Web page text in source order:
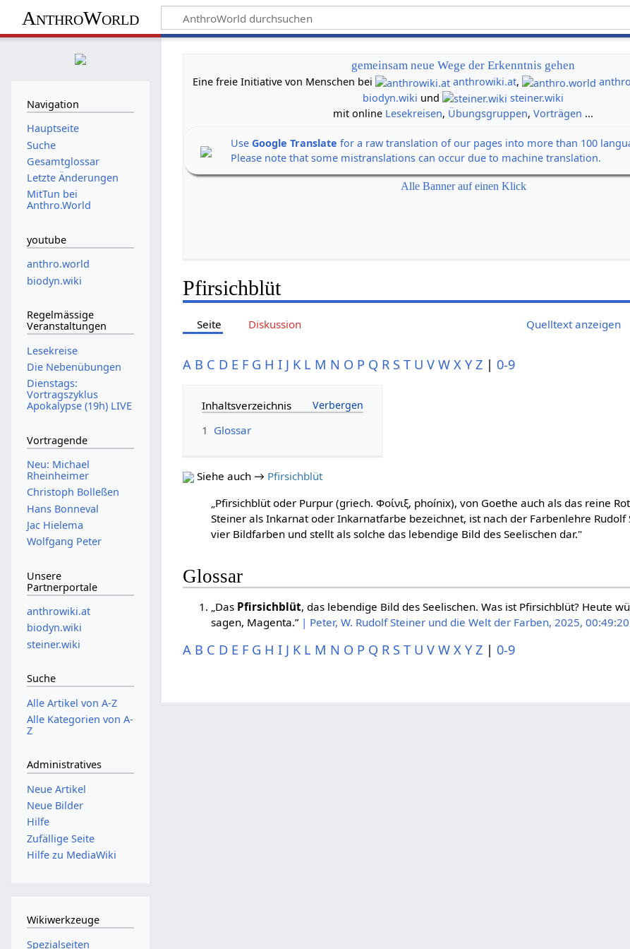
AnthroWorld
gemeinsam neue Wege der Erkenntnis gehen
Eine freie Initiative von Menschen bei
anthrowiki.at,
biodyn.wiki und
steiner.wiki
mit online Lesekreisen, Übungsgruppen,Vorträgen ...
UseGoogle Translate for a raw translation of our pages into more than 100
Please note that some mistranslations can occur due to machine translation.
Alle Banner auf einen Klick
Pfirsichblüt
Seite Diskussion Quelltext anzeigen
A B C D E F G H I J K L M N O P Q R S T U V W X Y Z | 0-9
Inhaltsverzeichnis
1 Glossar
Siehe auch → Pfirsichblüt
„Pfirsichblüt oder Purpur (griech. Φοίνιξ, phoínix), von Goethe auch als das reine
Steiner als Inkarnat oder Inkarnatfarbe bezeichnet, ist nach der Farbenlehre Rudolf
vier Bildfarben und stellt als solche das lebendige Bild des Seelischen dar."
Glossar
„Das Pfirsichblüt, das lebendige Bild des Seelischen. Was ist Pfirsichblüt? Heute
sagen, Magenta.” | Peter, W. Rudolf Steiner und die Welt der Farben, 2025, 00:49:20
A B C D E F G H I J K L M N O P Q R S T U V W X Y Z | 0-9
Navigation
Hauptseite
Suche
Gesamtglossar
Letzte Änderungen
MitTun bei
Anthro.World
youtube
anthro.world
biodyn.wiki
Regelmässige
Veranstaltungen
Lesekreise
Die Nebenübungen
Dienstags:
Vortragszyklus
Apokalypse (19h) LIVE
Vortragende
Neu: Michael
Rheinheimer
Christoph Bolleßen
Hans Bonneval
Jac Hielema
Wolfgang Peter
Unsere
Partnerportale
anthrowiki.at
biodyn.wiki
steiner.wiki
Suche
Alle Artikel von A-Z
Alle Kategorien von A-
Z
Administratives
Neue Artikel
Neue Bilder
Hilfe
Zufällige Seite
Hilfe zu MediaWiki
Wikiwerkzeuge
Spezialseiten